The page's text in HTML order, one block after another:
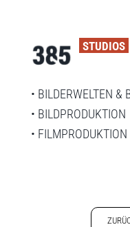
STUDIOS
• BILDERWELTEN &
• BILDPRODUKTION
• FILMPRODUKTION